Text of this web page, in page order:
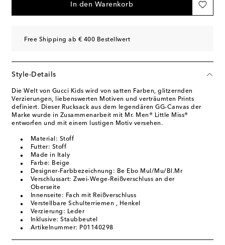
In den Warenkorb
Free Shipping ab € 400 Bestellwert
Style-Details
Die Welt von Gucci Kids wird von satten Farben, glitzernden
Verzierungen, liebenswerten Motiven und verträumten Prints
definiert. Dieser Rucksack aus dem legendären GG-Canvas der
Marke wurde in Zusammenarbeit mit Mr. Men® Little Miss®
entworfen und mit einem lustigen Motiv versehen.
Material: Stoff
Futter: Stoff
Made in Italy
Farbe: Beige
Designer-Farbbezeichnung: Be Ebo Mul/Mu/Bl.Mr
Verschlussart: Zwei-Wege-Reißverschluss an der
Oberseite
Innenseite: Fach mit Reißverschluss
Verstellbare Schulterriemen , Henkel
Verzierung: Leder
Inklusive: Staubbeutel
Artikelnummer: P01140298